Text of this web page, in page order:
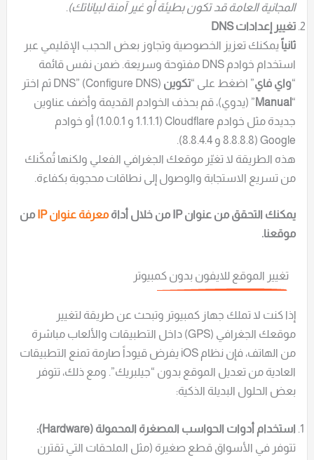
المجانية العامة قد تكون بطيئة أو غير آمنة لبياناتك).
تغيير إعدادات DNS
ثانياً يمكنك تعزيز الخصوصية وتجاوز بعض الحجب الإقليمي عبر
استخدام خوادم DNS مفتوحة وسريعة. ضمن نفس قائمة
“واي فاي” اضغط على “تكوين
DNS” (Configure DNS) ثم اختر
“
Manual ” (يدوي)، قم بحذف الخوادم القديمة وأضف عناوين
جديدة مثل خوادم Cloudflare ‏(1.1.1.1 و 1.0.0.1) أو خوادم
Google ‏(8.8.8.8 و 8.8.4.4).
هذه الطريقة لا تغيّر موقعك الجغرافي الفعلي ولكنها تُمكّنك
من تسريع الاستجابة والوصول إلى نطاقات محجوبة بكفاءة.
يمكنك التحقق من عنوان IP من خلال أداة معرفة عنوان IP
من
موقعنا.
تغيير الموقع للايفون بدون كمبيوتر
إذا كنت لا تملك جهاز كمبيوتر وتبحث عن طريقة لتغيير
موقعك الجغرافي (GPS) داخل التطبيقات والألعاب مباشرة
من الهاتف، فإن نظام iOS يفرض قيوداً صارمة تمنع التطبيقات
العادية من تعديل الموقع بدون “جيلبريك”. ومع ذلك، تتوفر
بعض الحلول البديلة الذكية:
استخدام أدوات الحواسب المصغرة المحمولة (Hardware):
تتوفر في الأسواق قطع صغيرة (مثل الملحقات التي تقترن